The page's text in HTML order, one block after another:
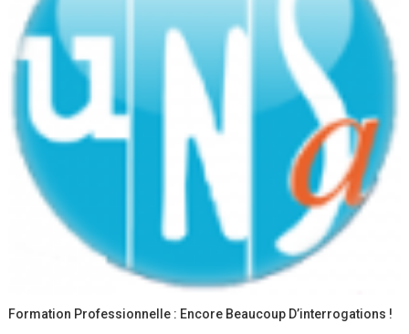
Formation Professionnelle : Encore Beaucoup D’interrogations !